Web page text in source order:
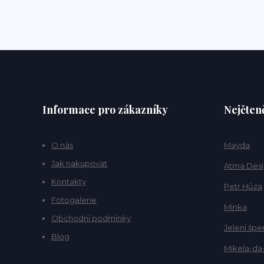
Informace pro zákazníky
O nás
Jak nakupovat
Kontakty
Fotogalerie
Obchodní podmínky
Blog
Mayda
Atma
Petr Hůza
Minka
Jelení
Mikela-